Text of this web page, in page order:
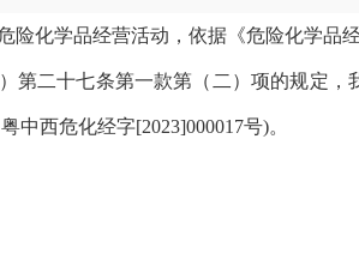
化学品经营活动，依据《危险化学品
第二十七条第一款第（二）项的规定
中西危化经字[2023]000017号)。